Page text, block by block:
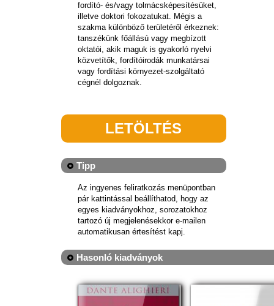
fordító- és/vagy tolmácsképesítésüket,
illetve doktori fokozatukat. Mégis a
szakma különböző területéről érkeznek:
tanszékünk főállású vagy megbízott
oktatói, akik maguk is gyakorló nyelvi
közvetítők, fordítóirodák munkatársai
vagy fordítási környezet-szolgáltató
cégnél dolgoznak.
LETÖLTÉS
Tipp
Az ingyenes feliratkozás menüpontban
pár kattintással beállíthatod, hogy az
egyes kiadványokhoz, sorozatokhoz
tartozó új megjelenésekkor e-mailen
automatikusan értesítést kapj.
Hasonló kiadványok